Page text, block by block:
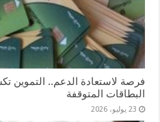
فرصة لاستعادة الدعم..
البطاقات المتوقفة
23 يوليو، 2026